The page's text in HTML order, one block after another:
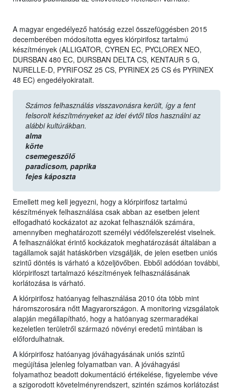
A magyar engedélyező hatóság ezzel összefüggésben 2015
decemberében módosította egyes klórpirifosz tartalmú
készítmények (ALLIGATOR, CYREN EC, PYCLOREX NEO,
DURSBAN 480 EC, DURSBAN DELTA CS, KENTAUR 5 G,
NURELLE-D, PYRIFOSZ 25 CS, PYRINEX 25 CS és PYRINEX
48 EC) engedélyokiratait.
Számos felhasználás visszavonásra került, így a fent
felsorolt készítményeket az idei évtől tilos használni az
alábbi kultúrákban.
alma
körte
csemegeszőlő
paradicsom, paprika
fejes káposzta
Emellett meg kell jegyezni, hogy a klórpirifosz tartalmú
készítmények felhasználása csak abban az esetben jelent
elfogadható kockázatot az azokat felhasználók számára,
amennyiben meghatározott személyi védőfelszerelést viselnek.
A felhasználókat érintő kockázatok meghatározását általában a
tagállamok saját hatáskörben vizsgálják, de jelen esetben uniós
szintű döntés is várható a közeljövőben. Ebből adódóan további,
klórpirifoszt tartalmazó készítmények felhasználásának
korlátozása is várható.
A klórpirifosz hatóanyag felhasználása 2010 óta több mint
háromszorosára nőtt Magyarországon. A monitoring vizsgálatok
alapján megállapítható, hogy a hatóanyag szermaradékai
kezeletlen területről származó növényi eredetű mintában is
előfordulhatnak.
A klórpirifosz hatóanyag jóváhagyásának uniós szintű
megújítása jelenleg folyamatban van. A jóváhagyási
folyamathoz beadott dokumentáció értékelése, figyelembe véve
a szigorodott követelményrendszert, szintén számos korlátozást